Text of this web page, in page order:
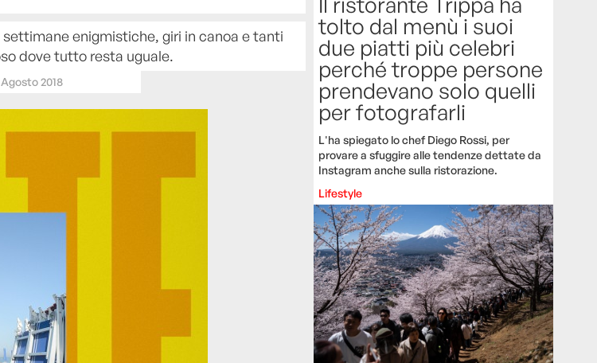
enigmistiche, giri in canoa e tanti
dove tutto resta uguale.
Agosto 2018
tolto dal menù i suoi
due piatti più celebri
perché troppe persone
prendevano solo quelli
per fotografarli
L'ha spiegato lo chef Diego Rossi, per
provare a sfuggire alle tendenze dettate da
Instagram anche sulla ristorazione.
Lifestyle